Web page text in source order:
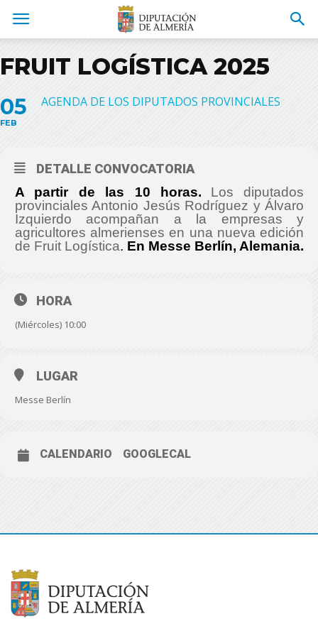
FRUIT LOGÍSTICA 2025
05
FEB
AGENDA DE LOS DIPUTADOS PROVINCIALES
DETALLE CONVOCATORIA
A partir de las 10 horas.
Los diputados
provinciales Antonio Jesús Rodríguez y Álvaro
Izquierdo acompañan a la empresas y
agricultores almerienses en una nueva edición
de Fruit Logística. En Messe Berlín, Alemania.
HORA
(Miércoles) 10:00
LUGAR
Messe Berlín
CALENDARIO GOOGLECAL